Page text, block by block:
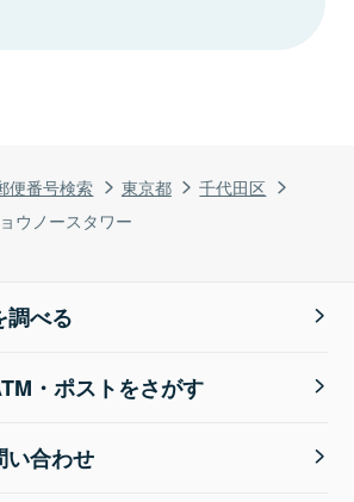
便番号検索 東京都
千代田区
ウノースタワー
調べる
・ポストをさがす
い合わせ